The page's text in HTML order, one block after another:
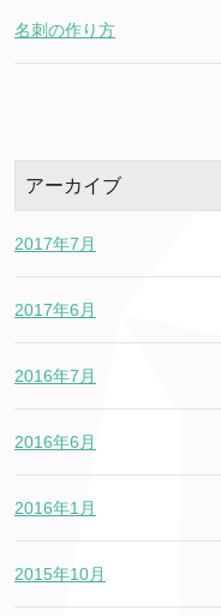
名刺の作り方
アーカイブ
2017年7月
2017年6月
2016年7月
2016年6月
2016年1月
2015年10月